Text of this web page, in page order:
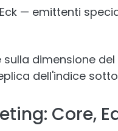
— emittenti
dimensione
dell'indice
Core,